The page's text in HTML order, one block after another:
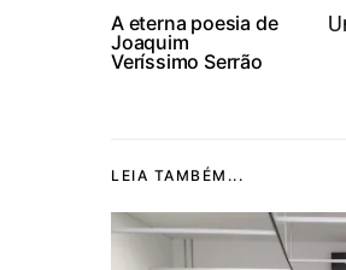
A eterna poesia de
Joaquim
Veríssimo Serrão
LEIA TAMBÉM...